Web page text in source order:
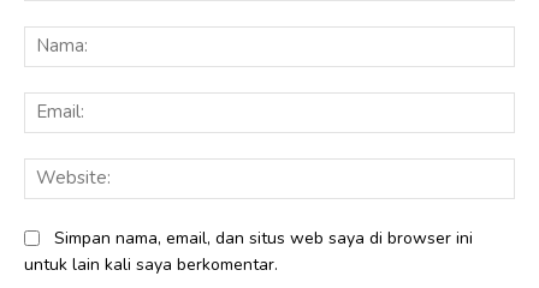
Simpan nama, email, dan situs web saya di browser ini
untuk lain kali saya berkomentar.